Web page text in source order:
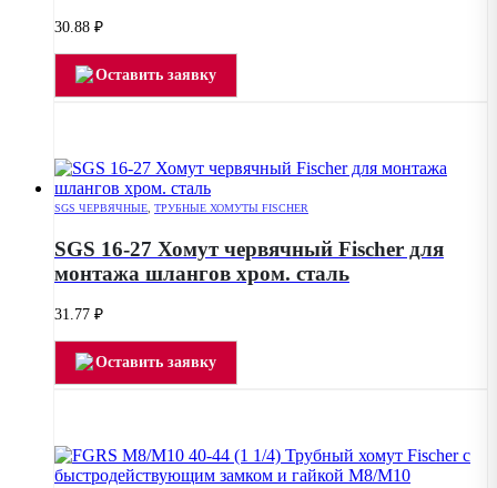
30.88 ₽
Оставить заявку
SGS ЧЕРВЯЧНЫЕ ТРУБНЫЕ ХОМУТЫ FISCHER
SGS 16-27 Хомут червячный Fischer для
монтажа шлангов хром. сталь
31.77 ₽
Оставить заявку